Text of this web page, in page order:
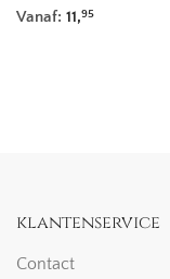
Vanaf: 11,95
klantenservice
Contact